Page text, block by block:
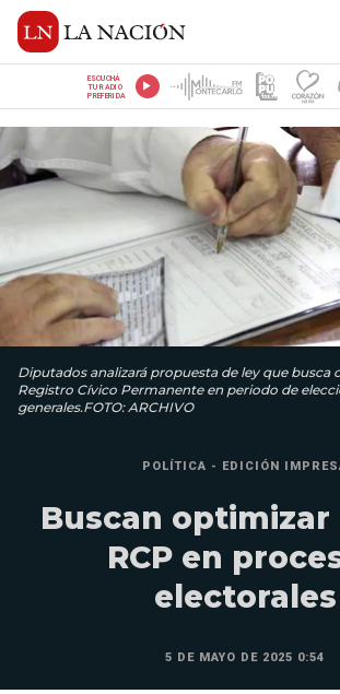
ESCUCHÁ
TU RADIO
PREFERIDA
Diputados analizará propuesta de ley que busca
Registro Cívico Permanente en periodo de
generales.FOTO: ARCHIVO
POLÍTICA - EDICIÓN
Buscan optimizar
RCP en
electorales
5 DE MAYO DE 2025 0:54